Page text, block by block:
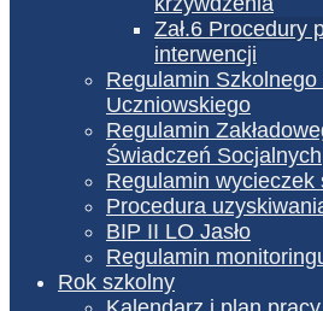
Zał.6 Procedury
interwencji
Regulamin
Uczniowskiego
Regulamin
Świadczeń Socjalnych
Regulamin wycieczek
Procedura
BIP II LO Jasło
Regulamin
Rok szkolny